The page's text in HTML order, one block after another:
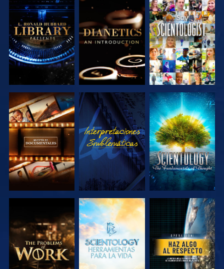
EXPLORA LAS
SERIES
EXPLORA LAS
SERIES
VE
EXPLORA LAS
SERIES
VE
EXPLORA LAS
SERIES
EXPLORA LAS
SERIES
EXPLORA LAS
SERIES
VE